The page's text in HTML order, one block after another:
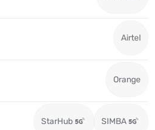
Airtel
Orange
StarHub SIMBA